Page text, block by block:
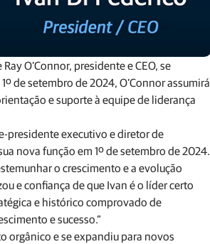
O’Connor, presidente e CEO, se
de setembro de 2024, O’Connor assumirá
e suporte à equipe de liderança
presidente executivo e diretor de
nova função em 1º de setembro de 2024.
o crescimento e a evolução
e confiança de que Ivan é o líder certo
e histórico comprovado de
e sucesso.”
orgânico e se expandiu para novos